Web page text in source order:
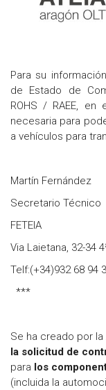
Para su
de Estado de
ROHS / RAEE,
necesaria para
a vehículos para
Martín Fernández
Secretario Técnico
FETEIA
Via Laietana, 32-34
Telf:(+34)932 68 94
***
Se ha creado por la
la solicitud de
para los
(incluida la